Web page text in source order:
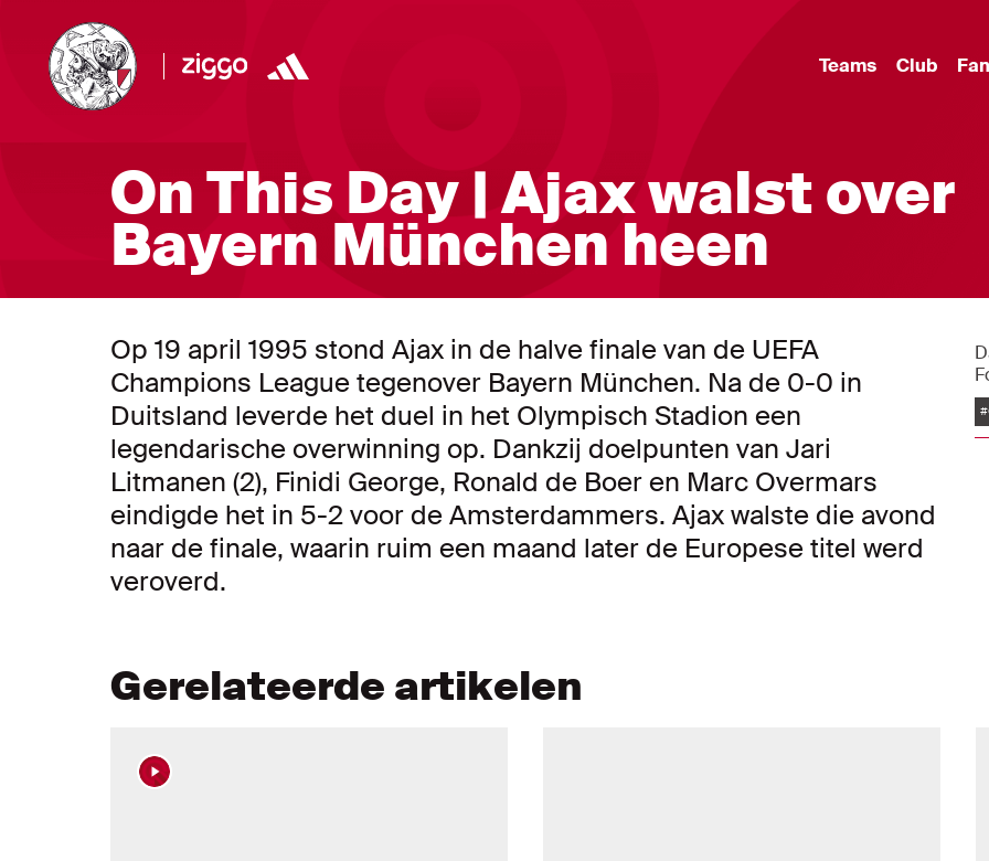
Teams Club
On This Day | Ajax walst over
Bayern München heen
Op 19 april 1995 stond Ajax in de halve finale van de UEFA
Champions League tegenover Bayern München. Na de 0-0 in
Duitsland leverde het duel in het Olympisch Stadion een
legendarische overwinning op. Dankzij doelpunten van Jari
Litmanen (2), Finidi George, Ronald de Boer en Marc Overmars
eindigde het in 5-2 voor de Amsterdammers. Ajax walste die avond
naar de finale, waarin ruim een maand later de Europese titel werd
veroverd.
Gerelateerde artikelen